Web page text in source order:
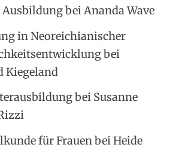
Ausbildung bei Ananda Wave
in Neoreichianischer
bei
Kiegeland
bei Susanne
für Frauen bei Heide